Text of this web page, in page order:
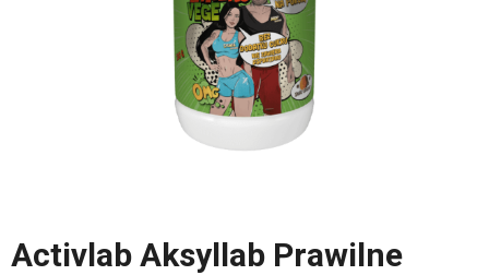
Activlab Aksyllab Prawilne